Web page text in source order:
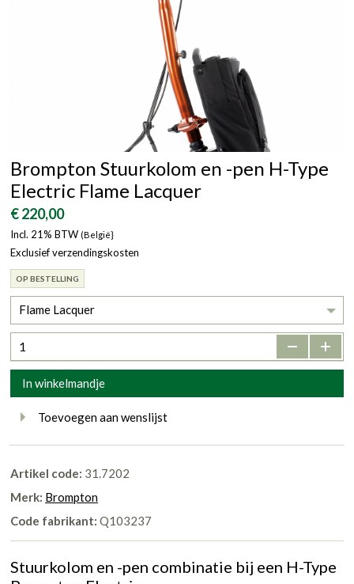
Brompton Stuurkolom en -pen H-Type
Electric Flame Lacquer
€ 220,00
Incl. 21% BTW (België}
Exclusief verzendingskosten
OP BESTELLING
Flame Lacquer
- +
In winkelmandje
Toevoegen aan wenslijst
Artikel code: 31.7202
Merk: Brompton
Code fabrikant: Q103237
Stuurkolom en -pen combinatie bij een H-Type